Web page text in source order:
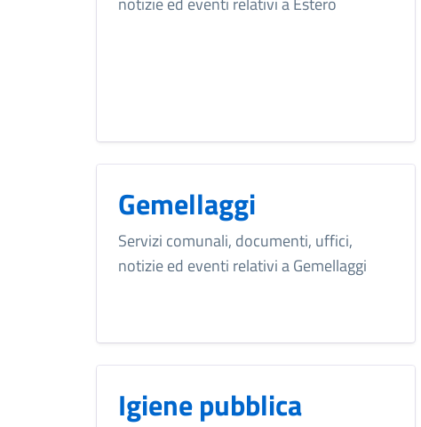
Gemellaggi
Servizi comunali, documenti, uffici,
notizie ed eventi relativi a Gemellaggi
Igiene pubblica